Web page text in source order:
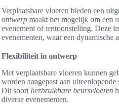
Verplaatsbare vloeren bieden een
ontwerp maakt het mogelijk om een
evenement of tentoonstelling. Deze
evenementen, waar een dynamische
Flexibiliteit in ontwerp
Met verplaatsbare vloeren kunnen
worden aangepast aan
Dit soort herbruikbare beursvloeren
diverse evenementen.